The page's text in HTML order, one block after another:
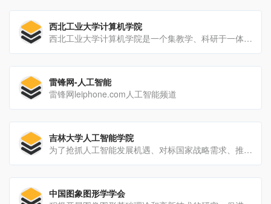
西北工业大学计算机学院
西北工业大学计算机学院是一个集教学、科研于一体的研究型学院。计算机专业创建于1958年，是较早在全国高校中开设的专业之一。
雷锋网-人工智能
雷锋网leiphone.com人工智能频道
吉林大学人工智能学院
为了抢抓人工智能发展机遇、对标国家战略需求、推动产业转型升级和地方经济发展转型，吉林大学人工智能学院于2018年5月26日成立。人工智能学院的成立旨在贯彻落实《新一代人工智能...
中国图象图形学学会